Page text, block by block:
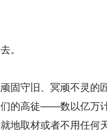
。
固守旧、冥顽不灵的
的高徒——数以亿万
地取材或者不用任何